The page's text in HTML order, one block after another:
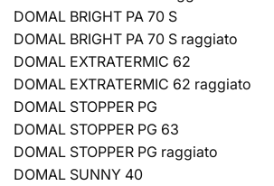
DOMAL BRIGHT PA 70 S
DOMAL BRIGHT PA 70 S raggiato
DOMAL EXTRATERMIC 62
DOMAL EXTRATERMIC 62 raggiato
DOMAL STOPPER PG
DOMAL STOPPER PG 63
DOMAL STOPPER PG raggiato
DOMAL SUNNY 40